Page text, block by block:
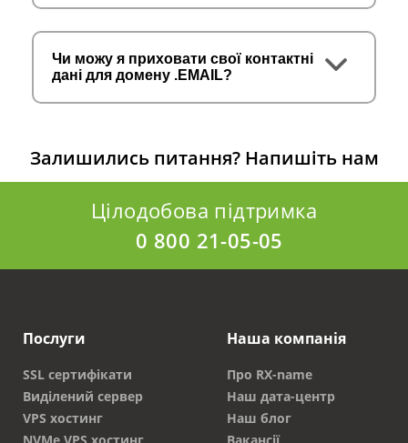
Чи можу я приховати свої контактні
дані для домену .EMAIL?
Залишились питання? Напишіть нам
Цілодобова підтримка
0 800 21-05-05
Послуги
SSL сертифікати
Виділений сервер
VPS хостинг
Наша компанія
Про RX-name
Наш дата-центр
Наш блог